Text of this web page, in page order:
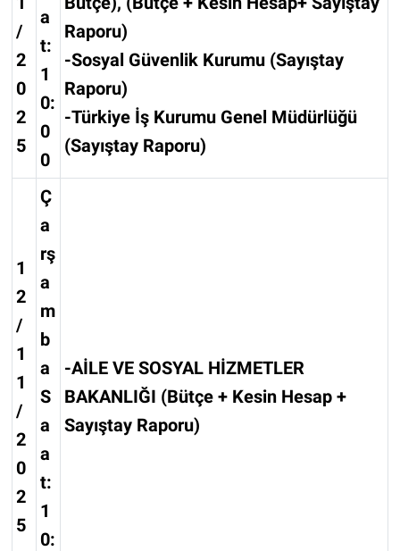
/
2
0
2
5
a
t:
1
0:
0
0
Raporu)
-Sosyal Güvenlik Kurumu (Sayıştay
Raporu)
-Türkiye İş Kurumu Genel Müdürlüğü
(Sayıştay Raporu)
1
2
/
1
1
/
2
0
2
5
Ç
a
rş
a
m
b
a
S
a
a
t:
1
0:
-AİLE VE SOSYAL HİZMETLER
BAKANLIĞI (Bütçe + Kesin Hesap +
Sayıştay Raporu)